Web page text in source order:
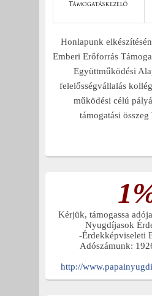
Honlapunk
Emberi Erőforrás
Együttműködési
felelősségvállalás
működési célú
támogatási
Kérjük, támogassa
Nyugdíjasok
-Érdekképviseleti
Adószámunk:
http://